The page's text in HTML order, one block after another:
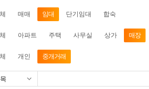
매매 임대 단기임대 합숙
아파트 주택 사무실 상가 매장
개인 중개거래